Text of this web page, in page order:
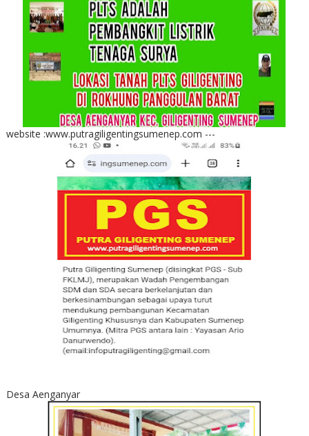
website :www.putragiligentingsumenep.com ---
Desa Aenganyar